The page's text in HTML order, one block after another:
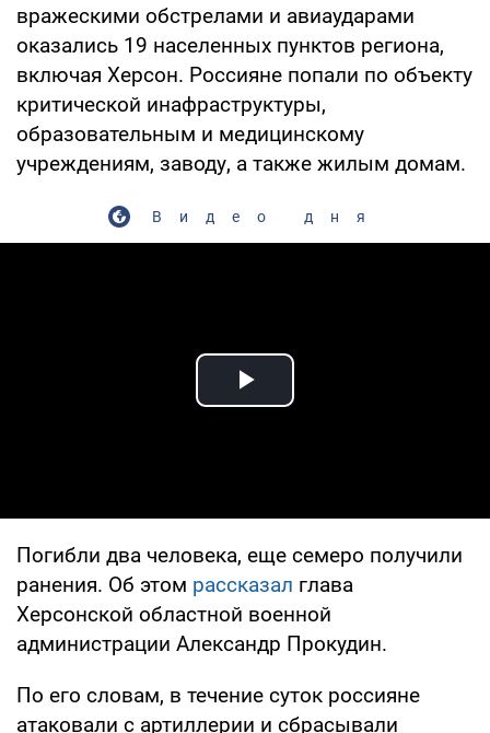
вражескими обстрелами и авиаударами
оказались 19 населенных пунктов региона,
включая Херсон. Россияне попали по объекту
критической инафраструктуры,
образовательным и медицинскому
учреждениям, заводу, а также жилым домам.
Видео дня
Play Video
Погибли два человека, еще семеро получили
ранения. Об этом рассказал глава
Херсонской областной военной
администрации Александр Прокудин.
По его словам, в течение суток россияне
атаковали с артиллерии и сбрасывали